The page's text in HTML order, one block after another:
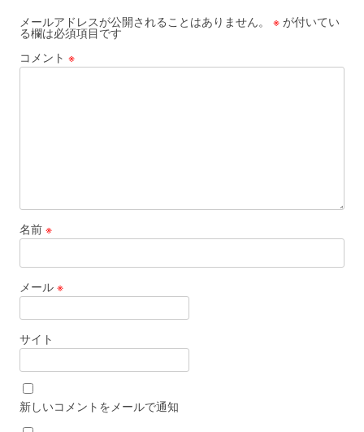
メールアドレスが公開されることはありません。 ※ が付いてい
る欄は必須項目です
コメント ※
名前 ※
メール ※
サイト
新しいコメントをメールで通知